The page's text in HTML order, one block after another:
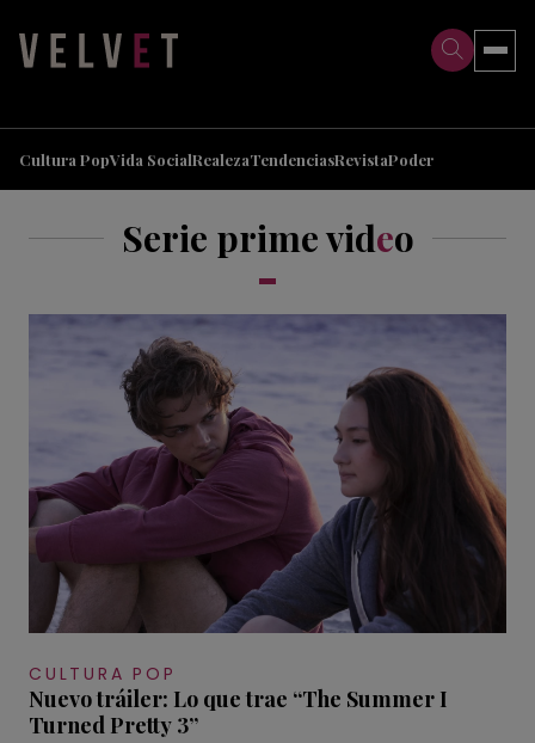
Cultura PopVida SocialRealezaTendenciasRevistaPoder
Serie prime video
CULTURA POP
Nuevo tráiler: Lo que trae “The Summer I
Turned Pretty 3”